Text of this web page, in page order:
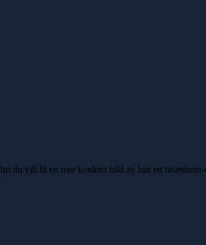
du vill få en mer konkret bild av hur ett